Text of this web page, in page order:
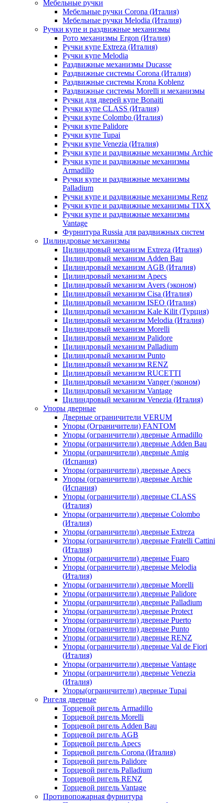
Мебельные ручки
Мебельные ручки Corona (Италия)
Мебельные ручки Melodia (Италия)
Ручки купе и раздвижные механизмы
Рото механизмы Ergon (Италия)
Ручки купе Extreza (Италия)
Ручки купе Melodia
Раздвижные механизмы Ducasse
Раздвижные системы Corona (Италия)
Раздвижные системы Krona Koblenz
Раздвижные системы Morelli и механизмы
Ручки для дверей купе Bonaiti
Ручки купе CLASS (Италия)
Ручки купе Colombo (Италия)
Ручки купе Palidore
Ручки купе Tupai
Ручки купе Venezia (Италия)
Ручки купе и раздвижные механизмы Archie
Ручки купе и раздвижные механизмы
Armadillo
Ручки купе и раздвижные механизмы
Palladium
Ручки купе и раздвижные механизмы Renz
Ручки купе и раздвижные механизмы TIXX
Ручки купе и раздвижные механизмы
Vantage
Фурнитура Russia для раздвижных систем
Цилиндровые механизмы
Цилиндровый механизм Extreza (Италия)
Цилиндровый механизм Adden Bau
Цилиндровый механизм AGB (Италия)
Цилиндровый механизм Apecs
Цилиндровый механизм Avers (эконом)
Цилиндровый механизм Cisa (Италия)
Цилиндровый механизм ISEO (Италия)
Цилиндровый механизм Kale Kilit (Турция)
Цилиндровый механизм Melodia (Италия)
Цилиндровый механизм Morelli
Цилиндровый механизм Palidore
Цилиндровый механизм Palladium
Цилиндровый механизм Punto
Цилиндровый механизм RENZ
Цилиндровый механизм RUCETTI
Цилиндровый механизм Vanger (эконом)
Цилиндровый механизм Vantage
Цилиндровый механизм Venezia (Италия)
Упоры дверные
Дверные ограничители VERUM
Упоры (Ограничители) FANTOM
Упоры (ограничители) дверные Armadillo
Упоры (ограничители) дверные Adden Bau
Упоры (ограничители) дверные Amig
(Испания)
Упоры (ограничители) дверные Apecs
Упоры (ограничители) дверные Archie
(Испания)
Упоры (ограничители) дверные CLASS
(Италия)
Упоры (ограничители) дверные Colombo
(Италия)
Упоры (ограничители) дверные Extreza
Упоры (ограничители) дверные Fratelli Cattini
(Италия)
Упоры (ограничители) дверные Fuaro
Упоры (ограничители) дверные Melodia
(Италия)
Упоры (ограничители) дверные Morelli
Упоры (ограничители) дверные Palidore
Упоры (ограничители) дверные Palladium
Упоры (ограничители) дверные Protect
Упоры (ограничители) дверные Puerto
Упоры (ограничители) дверные Punto
Упоры (ограничители) дверные RENZ
Упоры (ограничители) дверные Val de Fiori
(Италия)
Упоры (ограничители) дверные Vantage
Упоры (ограничители) дверные Venezia
(Италия)
Упоры(ограничители) дверные Tupai
Ригеля дверные
Торцевой ригель Armadillo
Торцевой ригель Morelli
Торцевой ригель Adden Bau
Торцевой ригель AGB
Торцевой ригель Apecs
Торцевой ригель Corona (Италия)
Торцевой ригель Palidore
Торцевой ригель Palladium
Торцевой ригель RENZ
Торцевой ригель Vantage
Противопожарная фурнитура